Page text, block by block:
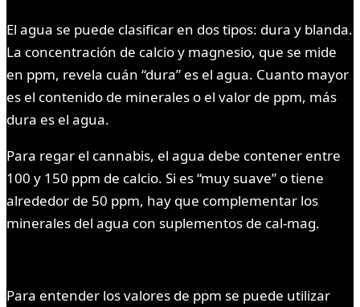
El agua se puede clasificar en dos tipos: dura y blanda.
La concentración de calcio y magnesio, que se mide
en ppm, revela cuán “dura” es el agua. Cuanto mayor
es el contenido de minerales o el valor de ppm, más
dura es el agua.
Para regar el cannabis, el agua debe contener entre
100 y 150 ppm de calcio. Si es “muy suave” o tiene
alrededor de 50 ppm, hay que complementar los
minerales del agua con suplementos de cal-mag.
Para entender los valores de ppm se puede utilizar